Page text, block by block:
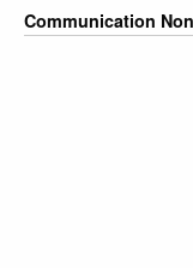
Communication